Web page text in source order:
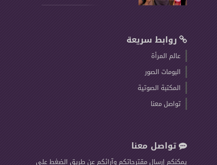
روابط سريعة
عالم المرأة
البومات الصور
المكتبة الصوتية
تواصل معنا
تواصل معنا
يمكنكم إرسال مقترحاتكم وآرائكم عن طريق الضغط على